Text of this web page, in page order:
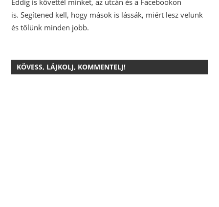
Eddig is követtél minket, az utcán és a Facebookon
is. Segítened kell, hogy mások is lássák, miért lesz velünk
és tőlünk minden jobb.
KÖVESS, LÁJKOLJ, KOMMENTELJ!